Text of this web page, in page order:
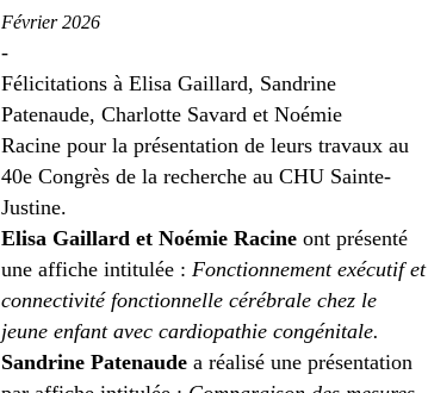
Février 2026
-
Félicitations à Elisa Gaillard, Sandrine
Patenaude, Charlotte Savard et Noémie
Racine pour la présentation de leurs travaux au
40eCongrès de la recherche au CHU Sainte-
Justine.
Elisa Gaillard et Noémie Racine ont présenté
une affiche intitulée :Fonctionnement exécutif et
connectivité fonctionnelle cérébrale chez le
jeune enfant avec cardiopathie congénitale.
Sandrine Patenaudea réalisé une présentation